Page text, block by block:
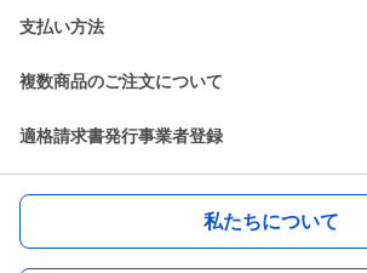
支払い方法
複数商品のご注文について
適格請求書発行事業者登録
私たちについて